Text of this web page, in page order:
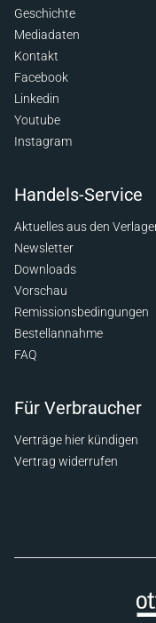
Geschichte
Mediadaten
Kontakt
Facebook
Linkedin
Youtube
Instagram
Handels-Service
Aktuelles aus den
Newsletter
Downloads
Vorschau
Remissionsbedingungen
Bestellannahme
FAQ
Für Verbraucher
Verträge hier kündigen
Vertrag widerrufen